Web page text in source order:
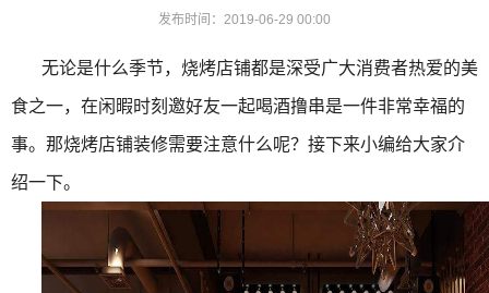
发布时间：2019-06-29 00:00
无论是什么季节，烧烤店铺都是深受广大消费者热爱的美
食之一，在闲暇时刻邀好友一起喝酒撸串是一件非常幸福的
事。那烧烤店铺装修需要注意什么呢？接下来小编给大家介
绍一下。